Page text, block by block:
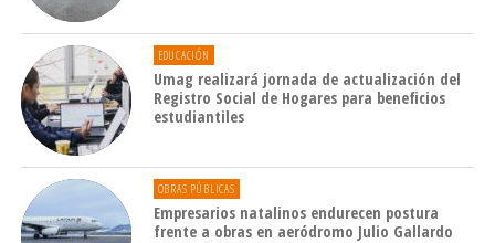
EDUCACIÓN
Umag realizará jornada de actualización del
Registro Social de Hogares para beneficios
estudiantiles
OBRAS PÚBLICAS
Empresarios natalinos endurecen postura
frente a obras en aeródromo Julio Gallardo